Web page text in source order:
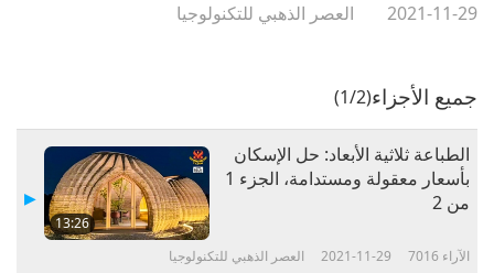
2021-11-29 العصر الذهبي للتكنولوجيا
جميع الأجزاء(1/2)
13:26
الطباعة ثلاثية الأبعاد: حل الإسكان
بأسعار معقولة ومستدامة، الجزء 1
من 2
العصر الذهبي للتكنولوجيا 2021-11-29 7016 الآراء